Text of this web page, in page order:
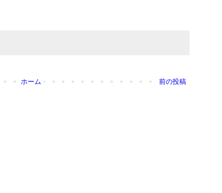
前の投稿
ホーム